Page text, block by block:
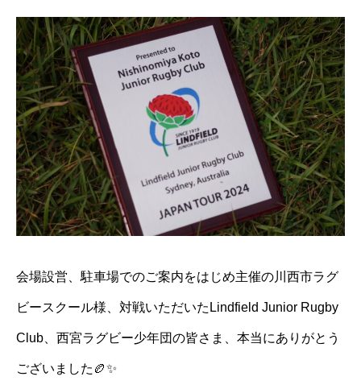
会場設営、駐車場でのご案内をはじめ主催の川西市ラグ
ビースクール様、対戦いただいたLindfield Junior Rugby
Club、西宮ラグビー少年団の皆さま、本当にありがとう
ございました🏉✨